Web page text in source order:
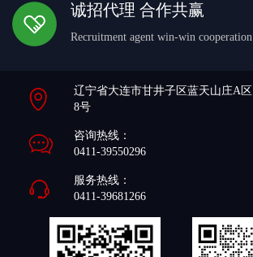
诚招代理 合作共赢
Recruitment agent win-win cooperation
辽宁省大连市甘井子区蓝天山庄A区
8号
咨询热线：
0411-39550296
服务热线：
0411-39681266